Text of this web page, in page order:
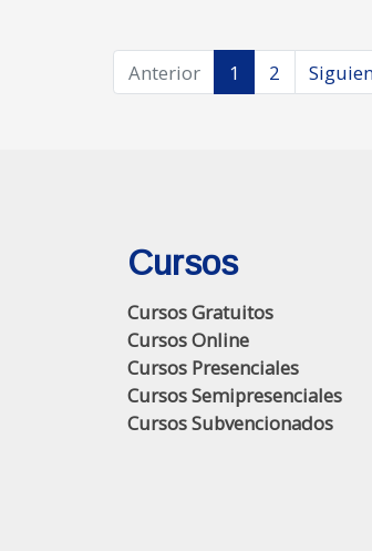
Anterior 1 2
Cursos
Cursos Gratuitos
Cursos Online
Cursos Presenciales
Cursos Semipresenciales
Cursos Subvencionados